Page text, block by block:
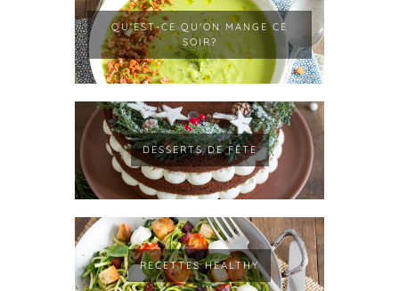
QU'EST-CE QU'ON MANGE CE
SOIR?
DESSERTS DE FÊTE
RECETTES HEALTHY